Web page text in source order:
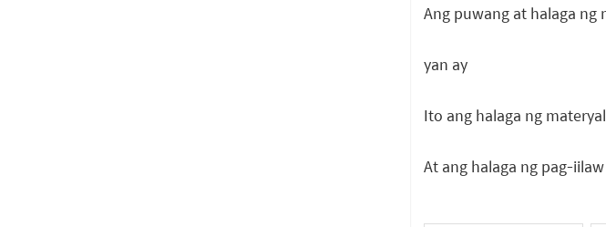
Ang puwang at halaga ng
yan ay
Ito ang halaga ng
At ang halaga ng pag-